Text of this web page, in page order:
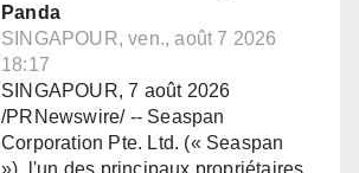
Panda
SINGAPOUR, ven., août 7 2026
18:17
SINGAPOUR, 7 août 2026
/PRNewswire/ -- Seaspan
Corporation Pte. Ltd. (« Seaspan